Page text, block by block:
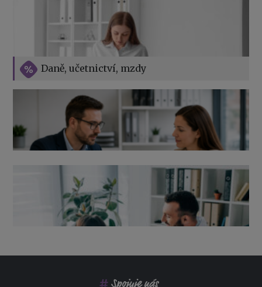
Daně, učetnictví, mzdy
Vše o překážkách v práci na straně zaměstnavatele
Výpověď ze zdravotních důvodů 2026 – průvodce pro
zaměstnavatele